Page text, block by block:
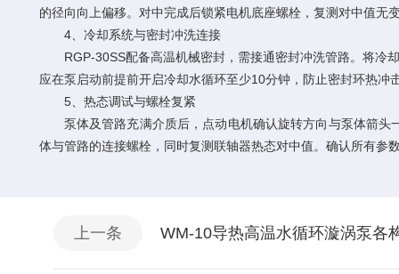
的径向向上偏移。对中完成后锁紧电机底座螺栓，复测对中值无
4、冷却系统与密封冲洗连接
RGP-30SS配备高温机械密封，需接通密封冲洗管路。将冷却
应在泵启动前提前开启冷却水循环至少10分钟，防止密封环热冲
5、热态调试与螺栓复紧
泵体及管路充满介质后，点动电机确认旋转方向与泵体箭头
体与管路的连接螺栓，同时复测联轴器热态对中值。确认所有参
上一条 WM-10导热高温水循环漩涡泵各